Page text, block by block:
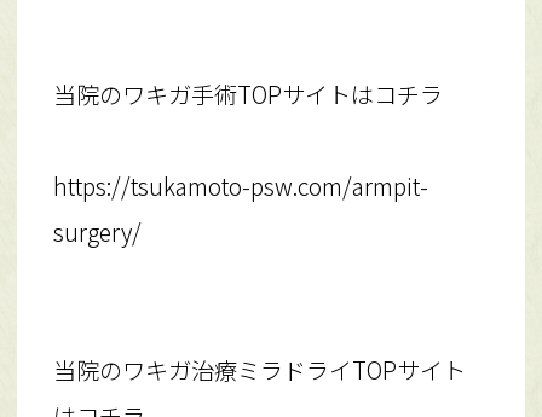
当院のワキガ手術TOPサイトはコチラ
https://tsukamoto-psw.com/armpit-
surgery/
当院のワキガ治療ミラドライTOPサイト